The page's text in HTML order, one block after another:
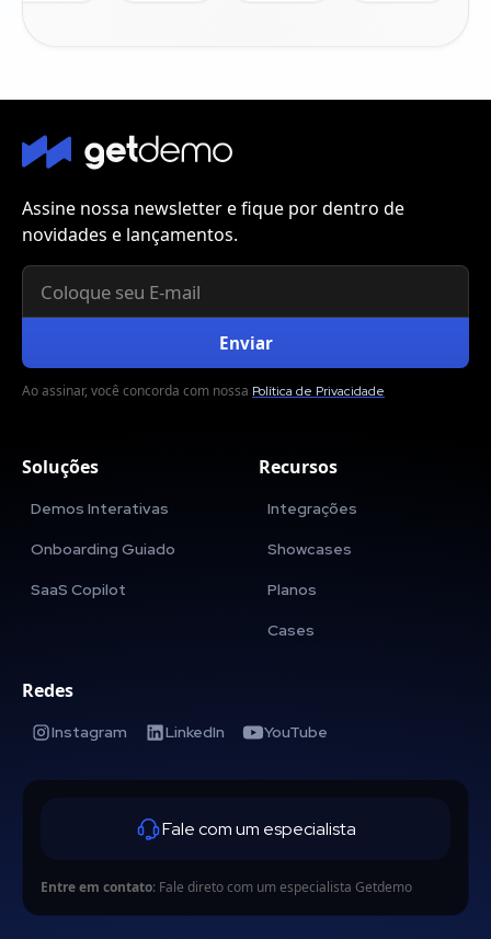
Assine nossa newsletter e fique por dentro de
novidades e lançamentos.
Ao assinar, você concorda com nossa Política de Privacidade
Soluções
Demos Interativas
Onboarding Guiado
SaaS Copilot
Recursos
Integrações
Showcases
Planos
Cases
Redes
Instagram LinkedIn YouTube
Fale com um especialista
Entre em contato: Fale direto com um especialista Getdemo